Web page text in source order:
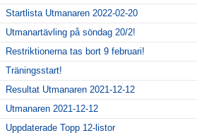
Startlista Utmanaren 2022-02-20
Utmanartävling på söndag 20/2!
Restriktionerna tas bort 9 februari!
Träningsstart!
Resultat Utmanaren 2021-12-12
Utmanaren 2021-12-12
Uppdaterade Topp 12-listor